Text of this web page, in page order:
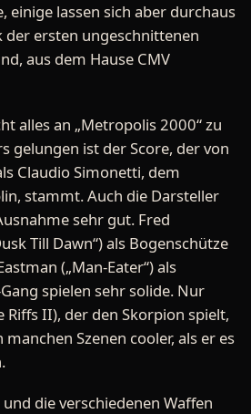
einige lassen sich aber durchaus
der ersten ungeschnittenen
aus dem Hause CMV
alles an „Metropolis 2000“ zu
gelungen ist der Score, der von
Claudio Simonetti, dem
stammt. Auch die Darsteller
sehr gut. Fred
Till Dawn“) als Bogenschütze
(„Man-Eater“) als
spielen sehr solide. Nur
Riffs II), der den Skorpion spielt,
Szenen cooler, als er es
die verschiedenen Waffen